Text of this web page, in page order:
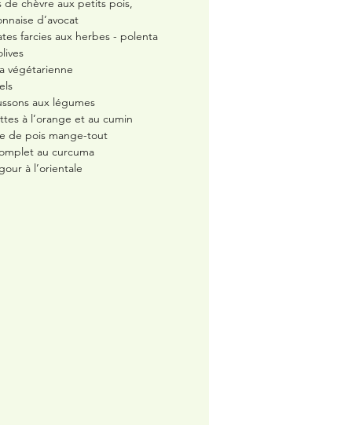
de chèvre aux petits pois,
d’avocat
farcies aux herbes - polenta
végétarienne
aux légumes
à l’orange et au cumin
de pois mange-tout
au curcuma
à l’orientale